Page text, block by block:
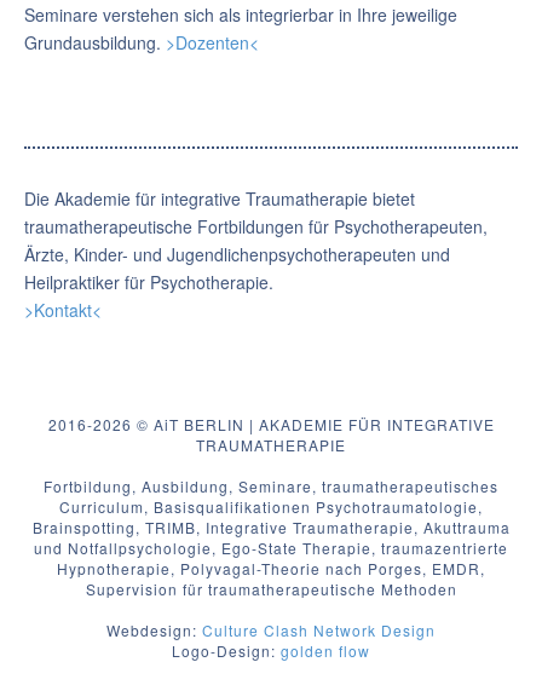
Seminare verstehen sich als integrierbar in Ihre jeweilige
Grundausbildung. >Dozenten<
Die Akademie für integrative Traumatherapie bietet
traumatherapeutische Fortbildungen für Psychotherapeuten,
Ärzte, Kinder- und Jugendlichenpsychotherapeuten und
Heilpraktiker für Psychotherapie.
>Kontakt<
2016-2026 © AiT BERLIN | AKADEMIE FÜR INTEGRATIVE
TRAUMATHERAPIE
Fortbildung, Ausbildung, Seminare, traumatherapeutisches
Curriculum, Basisqualifikationen Psychotraumatologie,
Brainspotting, TRIMB, Integrative Traumatherapie, Akuttrauma
und Notfallpsychologie, Ego-State Therapie, traumazentrierte
Hypnotherapie, Polyvagal-Theorie nach Porges, EMDR,
Supervision für traumatherapeutische Methoden
Webdesign: Culture Clash Network Design
Logo-Design: golden flow